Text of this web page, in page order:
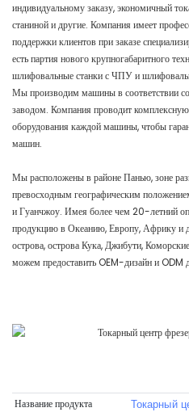
индивидуальному заказу, экономичный
станиной и другие. Компания имеет
поддержки клиентов при заказе
есть партия нового крупногабаритного
шлифовальные станки с ЧПУ и
Мы производим машины в соответствии
заводом. Компания проводит
оборудования каждой машины, чтобы
машин.
Мы расположены в районе Панью, зоне
превосходным географическим
и Гуанчжоу. Имея более чем 20-летний
продукцию в Океанию, Европу, Африку и
острова, острова Кука, Джибути,
можем предоставить OEM-дизайн и ODM
Название продукта Токарный